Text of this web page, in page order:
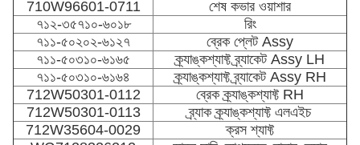
710W96601-0711
শেষ কভার ওয়াশার
৭১২-৩৫৭১০-৬০১৮
রিং
৭১১-৫০২০২-৬১২৭
ব্রেক প্লেট Assy
৭১১-৫০৩১০-৬১৬৫
ক্র্যাঙ্কশ্যাফ্ট ব্র্যাকেট Assy LH
৭১১-৫০৩১০-৬১৬৪
ক্র্যাঙ্কশ্যাফ্ট ব্র্যাকেট Assy RH
712W50301-0112
ব্রেক ক্র্যাঙ্কশ্যাফ্ট RH
712W50301-0113
ব্র্যাক ক্র্যাঙ্কশ্যাফ্ট এলএইচ
712W35604-0029
ক্রস শ্যাফ্ট